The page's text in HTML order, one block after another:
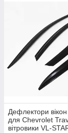
Дефлектори вікон
для Chevrolet
вітровики VL-